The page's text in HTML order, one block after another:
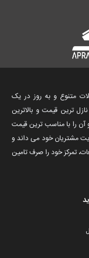
متنوع و به روز در یک
ترین قیمت و بالاترین
آن را با مناسب ترین قیمت
مشتریان خود می داند و
تمرکز خود را صرف تامین